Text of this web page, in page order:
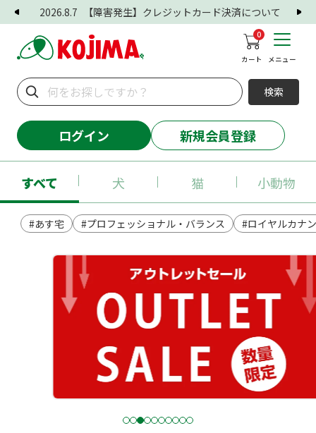
2026.8.7 【障害発生】クレジットカード決済について
0
カート メニュー
検索
ログイン 新規会員登録
すべて 犬 猫 小動物
#あす宅 #プロフェッショナル・バランス #ロイヤルカナン
1234567891